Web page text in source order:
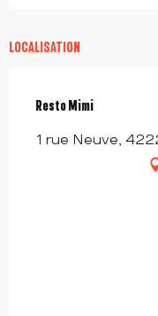
LOCALISATION
Resto Mimi
1 rue Neuve,